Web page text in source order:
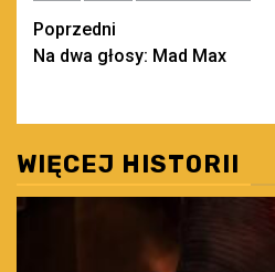
Zobacz
wpisy
Poprzedni
Na dwa głosy: Mad Max
WIĘCEJ HISTORII